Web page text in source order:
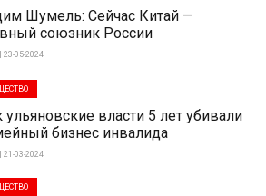
Шумель: Сейчас Китай —
союзник России
23-05-2024
ульяновские власти 5 лет убивали
бизнес инвалида
21-03-2024